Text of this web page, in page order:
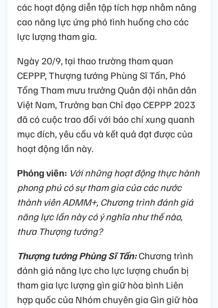
các hoạt động diễn tập tích hợp nhằm nâng
cao năng lực ứng phó tình huống cho các
lực lượng tham gia.
Ngày 20/9, tại thao trường tham quan
CEPPP, Thượng tướng Phùng Sĩ Tấn, Phó
Tổng Tham mưu trưởng Quân đội nhân dân
Việt Nam, Trưởng ban Chỉ đạo CEPPP 2023
đã có cuộc trao đổi với báo chí xung quanh
mục đích, yêu cầu và kết quả đạt được của
hoạt động lần này.
Phóng viên: Với những hoạt động thực hành
phong phú có sự tham gia của các nước
thành viên ADMM+, Chương trình đánh giá
năng lực lần này có ý nghĩa như thế nào,
thưa Thượng tướng?
Thượng tướng Phùng Sĩ Tấn:Chương trình
đánh giá năng lực cho lực lượng chuẩn bị
tham gia lực lượng gìn giữ hòa bình Liên
hợp quốc của Nhóm chuyên gia Gìn giữ hòa